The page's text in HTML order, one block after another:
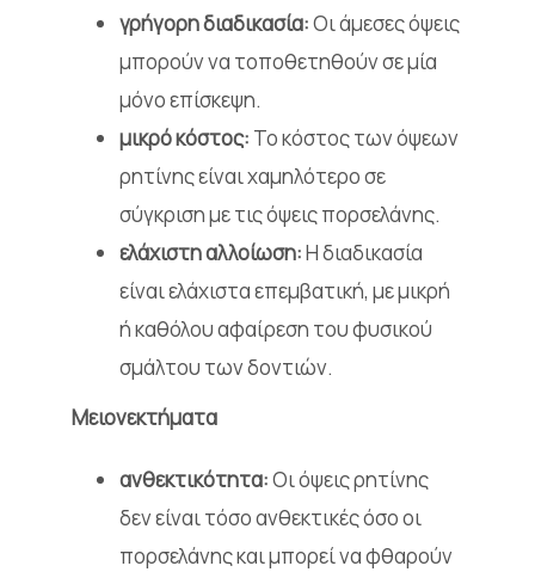
γρήγορη διαδικασία:Οι άμεσες όψεις
μπορούν να τοποθετηθούν σε μία
μόνο επίσκεψη.
μικρό κόστος: Το κόστος των όψεων
ρητίνης είναι χαμηλότερο σε
σύγκριση με τις όψεις πορσελάνης.
ελάχιστη αλλοίωση:Η διαδικασία
είναι ελάχιστα επεμβατική, με μικρή
ή καθόλου αφαίρεση του φυσικού
σμάλτου των δοντιών.
Μειονεκτήματα
ανθεκτικότητα:Οι όψεις ρητίνης
δεν είναι τόσο ανθεκτικές όσο οι
πορσελάνης και μπορεί να φθαρούν